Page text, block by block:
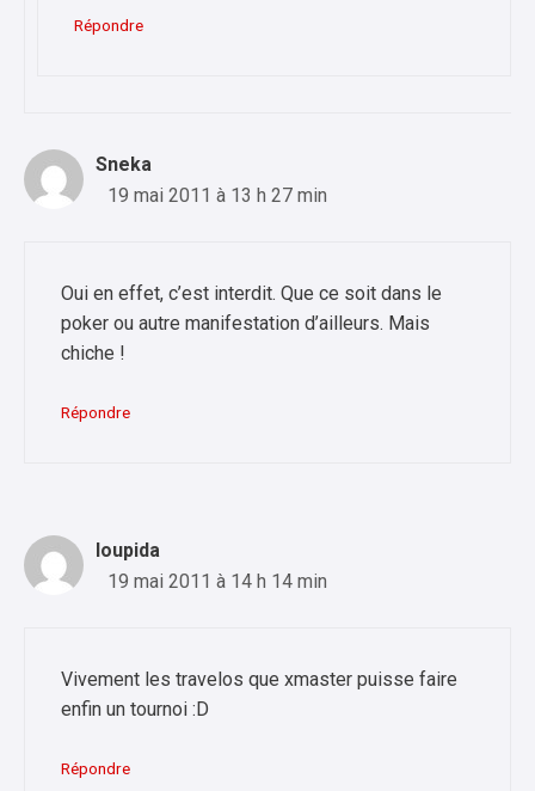
Répondre
Sneka
19 mai 2011 à 13 h 27 min
Oui en effet, c’est interdit. Que ce soit dans le
poker ou autre manifestation d’ailleurs. Mais
chiche !
Répondre
loupida
19 mai 2011 à 14 h 14 min
Vivement les travelos que xmaster puisse faire
enfin un tournoi :D
Répondre